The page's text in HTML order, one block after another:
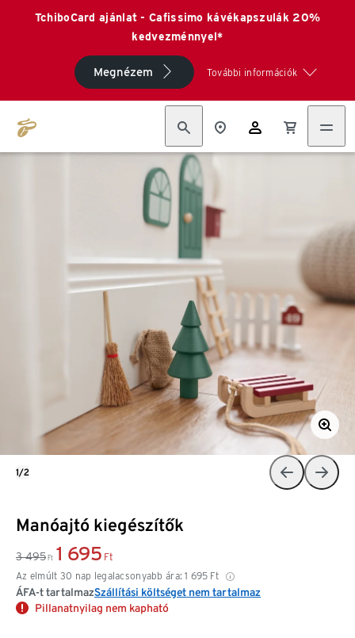
TchiboCard ajánlat - Cafissimo kávékapszulák 20%
kedvezménnyel*
Megnézem További információk
Manóajtó kiegészítők
3 495 Ft 1 695 Ft
Az elmúlt 30 nap legalacsonyabb ára: 1 695 Ft
ÁFA-t tartalmazSzállítási költséget nem tartalmaz
Pillanatnyilag nem kapható
1/2